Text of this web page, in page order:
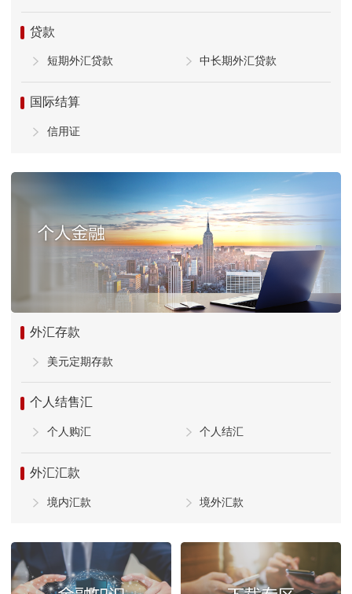
贷款
短期外汇贷款 中长期外汇贷款
国际结算
信用证
外汇存款
美元定期存款
个人结售汇
个人购汇 个人结汇
外汇汇款
境内汇款 境外汇款